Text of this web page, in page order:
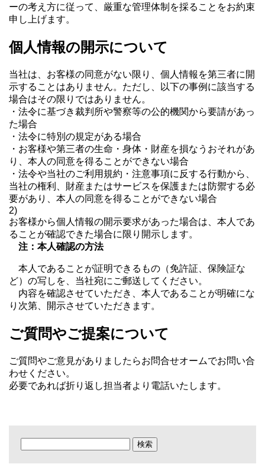
ーの考え方に従って、厳重な管理体制を採ることをお約束
申し上げます。
個人情報の開示について
当社は、お客様の同意がない限り、個人情報を第三者に開
示することはありません。ただし、以下の事例に該当する
場合はその限りではありません。
・法令に基づき裁判所や警察等の公的機関から要請があっ
た場合
・法令に特別の規定がある場合
・お客様や第三者の生命・身体・財産を損なうおそれがあ
り、本人の同意を得ることができない場合
・法令や当社のご利用規約・注意事項に反する行動から、
当社の権利、財産またはサービスを保護または防禦する必
要があり、本人の同意を得ることができない場合
2)
お客様から個人情報の開示要求があった場合は、本人であ
ることが確認できた場合に限り開示します。
注：本人確認の方法
本人であることが証明できるもの（免許証、保険証な
ど）の写しを、当社宛にご郵送してください。
内容を確認させていただき、本人であることが明確にな
り次第、開示させていただきます。
ご質問やご提案について
ご質問やご意見がありましたらお問合せオームでお問い合
わせください。
必要であれば折り返し担当者より電話いたします。